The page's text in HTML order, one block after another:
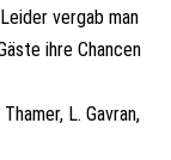
vergab man
ihre Chancen
L. Gavran,